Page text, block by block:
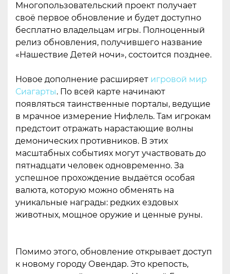
Многопользовательский проект получает
своё первое обновление и будет доступно
бесплатно владельцам игры. Полноценный
релиз обновления, получившего название
«Нашествие Детей ночи», состоится позднее.
Новое дополнение расширяет игровой мир
Сиагарты. По всей карте начинают
появляться таинственные порталы, ведущие
в мрачное измерение Нифлель. Там игрокам
предстоит отражать нарастающие волны
демонических противников. В этих
масштабных событиях могут участвовать до
пятнадцати человек одновременно. За
успешное прохождение выдаётся особая
валюта, которую можно обменять на
уникальные награды: редких ездовых
животных, мощное оружие и ценные руны.
Помимо этого, обновление открывает доступ
к новому городу Овендар. Это крепость,